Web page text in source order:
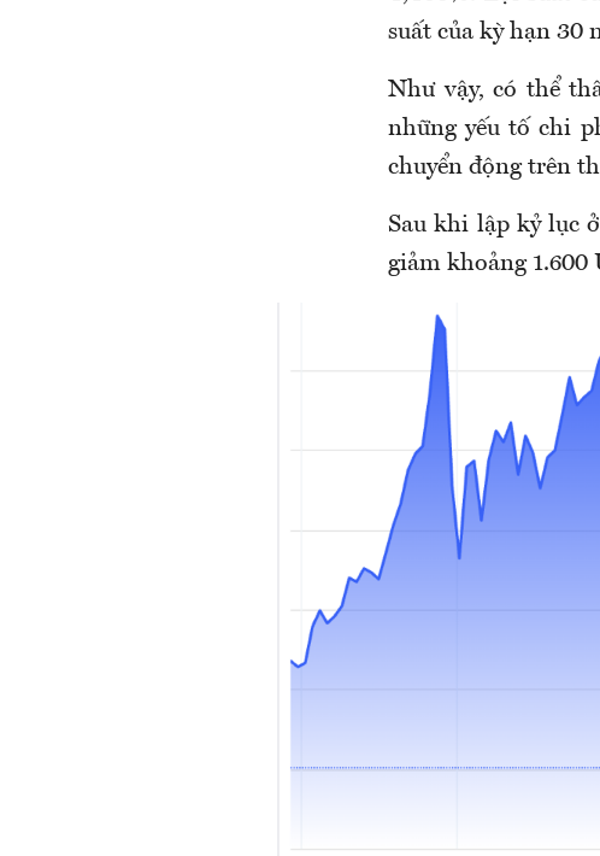
suất của kỳ hạn 30
Như vậy, có thể
những yếu tố chi
chuyển động trên
Sau khi lập kỷ lục
giảm khoảng 1.600